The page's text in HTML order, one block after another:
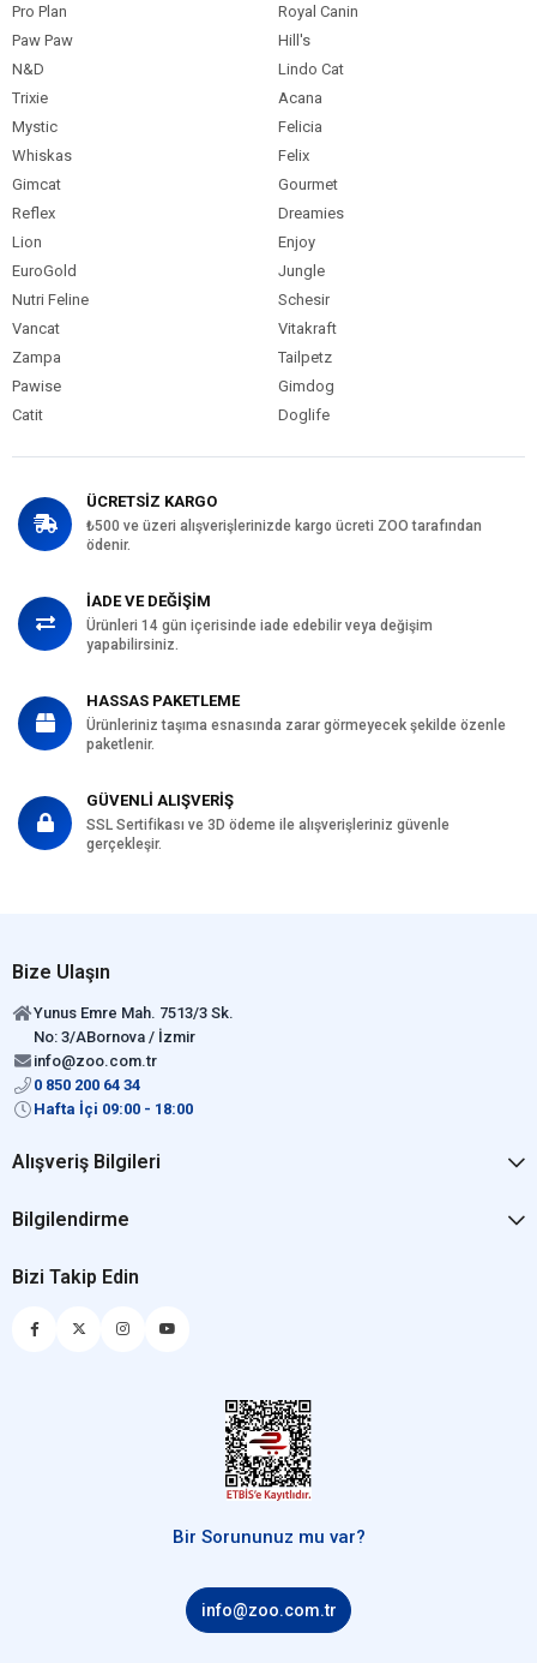
Pro Plan
Royal Canin
Paw Paw
Hill's
N&D
Lindo Cat
Trixie
Acana
Mystic
Felicia
Whiskas
Felix
Gimcat
Gourmet
Reflex
Dreamies
Lion
Enjoy
EuroGold
Jungle
Nutri Feline
Schesir
Vancat
Vitakraft
Zampa
Tailpetz
Pawise
Gimdog
Catit
Doglife
ÜCRETSİZ KARGO
₺500 ve üzeri alışverişlerinizde kargo ücreti ZOO tarafından
ödenir.
İADE VE DEĞİŞİM
Ürünleri 14 gün içerisinde iade edebilir veya değişim
yapabilirsiniz.
HASSAS PAKETLEME
Ürünleriniz taşıma esnasında zarar görmeyecek şekilde özenle
paketlenir.
GÜVENLİ ALIŞVERİŞ
SSL Sertifikası ve 3D ödeme ile alışverişleriniz güvenle
gerçekleşir.
Bize Ulaşın
Yunus Emre Mah. 7513/3 Sk.
No: 3/ABornova / İzmir
info@zoo.com.tr
0 850 200 64 34
Hafta İçi 09:00 - 18:00
Alışveriş Bilgileri
Bilgilendirme
Bizi Takip Edin
Bir Sorununuz mu var?
info@zoo.com.tr